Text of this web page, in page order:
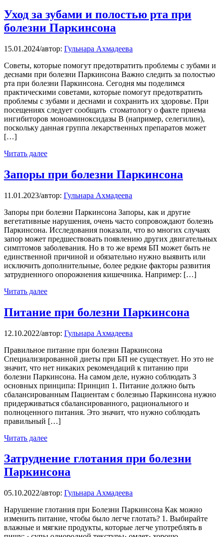
Уход за зубами и полостью рта при
болезни Паркинсона
15.01.2024/автор: Гульнара Ахмадеева
Советы, которые помогут предотвратить проблемы с зубами и
деснами при болезни Паркинсона Важно следить за полостью
рта при болезни Паркинсона. Сегодня мы поделимся
практическими советами, которые помогут предотвратить
проблемы с зубами и деснами и сохранить их здоровье. При
посещениях следует сообщать стоматологу о факте приема
ингибиторов моноаминоксидазы В (например, селегилин),
поскольку данная группа лекарственных препаратов может
[…]
Читать далее
Запоры при болезни Паркинсона
11.01.2023/автор: Гульнара Ахмадеева
Запоры при болезни Паркинсона Запоры, как и другие
вегетативные нарушения, очень часто сопровождают болезнь
Паркинсона. Исследования показали, что во многих случаях
запор может предшествовать появлению других двигательных
симптомов заболевания. Но в то же время БП может быть не
единственной причиной и обязательно нужно выявить или
исключить дополнительные, более редкие факторы развития
затрудненного опорожнения кишечника. Например: […]
Читать далее
Питание при болезни Паркинсона
12.10.2022/автор: Гульнара Ахмадеева
Правильное питание при болезни Паркинсона
Специализированной диеты при БП не существует. Но это не
значит, что нет никаких рекомендаций к питанию при
болезни Паркинсона. На самом деле, нужно соблюдать 3
основных принципа: Принцип 1. Питание должно быть
сбалансированным Пациентам с болезнью Паркинсона нужно
придерживаться сбалансированного, рационального и
полноценного питания. Это значит, что нужно соблюдать
правильный […]
Читать далее
Затруднение глотания при болезни
Паркинсона
05.10.2022/автор: Гульнара Ахмадеева
Нарушение глотания при Болезни Паркинсона Как можно
изменить питание, чтобы было легче глотать? 1. Выбирайте
влажные и мягкие продукты, которые легче употреблять в